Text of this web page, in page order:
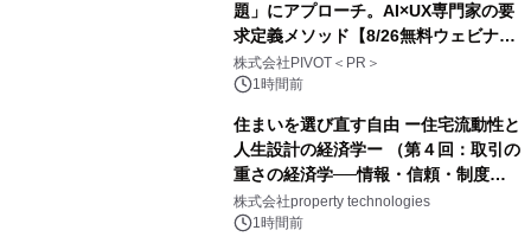
題」にアプローチ。AI×UX専門家の要
求定義メソッド【8/26無料ウェビナ
ー】株式会社PIVOT
株式会社PIVOT＜PR＞
1時間前
住まいを選び直す自由 ー住宅流動性と
人生設計の経済学ー （第４回：取引の
重さの経済学──情報・信頼・制度を
PropTechはどう組み替えるか）｜
PropTech-Lab
株式会社property technologies
1時間前